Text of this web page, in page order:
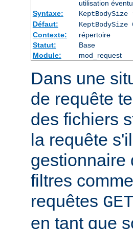
utilisation
Syntaxe:
KeptBodySize
Défaut:
KeptBodySize
Contexte:
répertoire
Statut:
Base
Module:
mod_request
Dans une
de requête
des fichiers
la requête
gestionnaire
filtres
requêtes GET
en tant que